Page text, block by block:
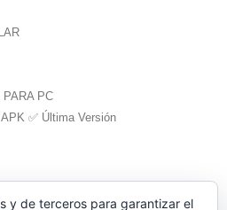
PC
✅️ Última Versión
APK ✅️ Última Versión
y de terceros para garantizar el